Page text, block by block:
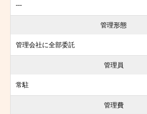
---
管理形態
管理会社に全部委託
管理員
常駐
管理費